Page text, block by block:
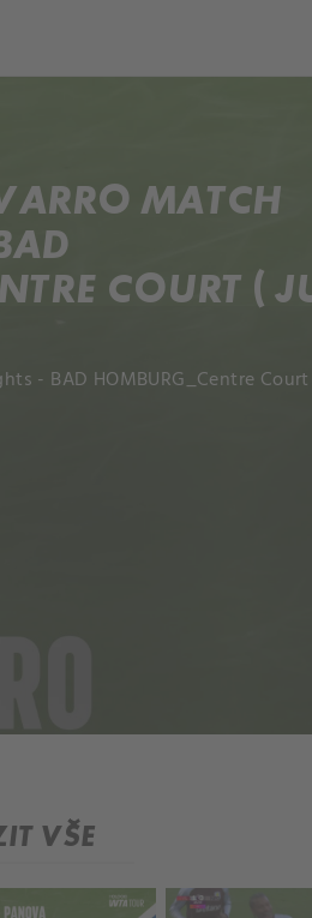
MATCH
COURT (
- BAD HOMBURG_Centre Court
VŠE